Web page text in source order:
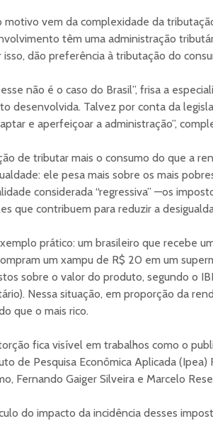
motivo vem da complexidade da
têm uma administração
isso, dão preferência à tributação do
não é o caso do Brasil”, frisa a
desenvolvida. Talvez por conta da
e aperfeiçoar a administração”,
de tributar mais o consumo do que a
ele pesa mais sobre os mais
considerada “regressiva” —os
que contribuem para reduzir a
prático: um brasileiro que recebe
um xampu de R$ 20 em um
sobre o valor do produto, segundo o
Nessa situação, em proporção da
que o mais rico.
fica visível em trabalhos como o
de Pesquisa Econômica Aplicada (Ipea)
Fernando Gaiger Silveira e Marcelo
do impacto da incidência desses